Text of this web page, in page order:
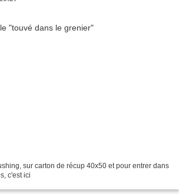
sur carton de récup 40x50 et pour entrer dans
c'est ici